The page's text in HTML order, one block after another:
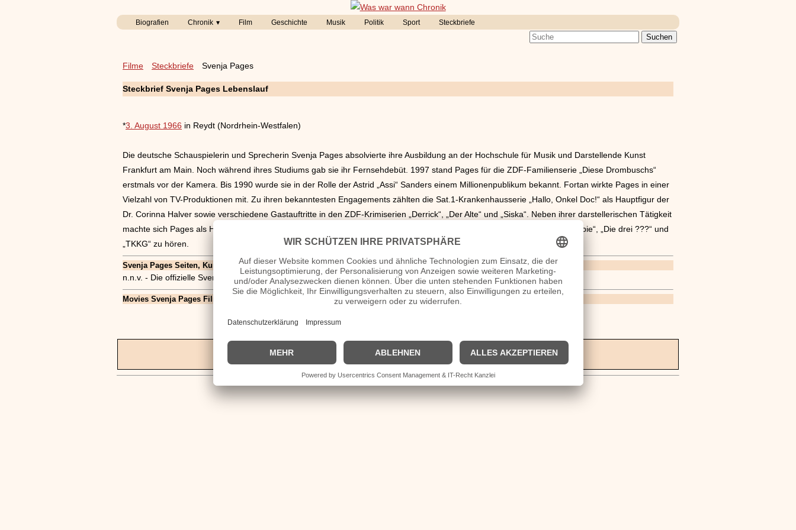
Biografien Chronik Film Geschichte Musik Politik Sport Steckbriefe
Filme Steckbriefe Svenja Pages
Steckbrief Svenja Pages Lebenslauf
*3. August 1966 in Reydt (Nordrhein-Westfalen)
Die deutsche Schauspielerin und Sprecherin Svenja Pages absolvierte ihre Ausbildung an der Hochschule für Musik und Darstellende Kunst
Frankfurt am Main. Noch während ihres Studiums gab sie ihr Fernsehdebüt. 1997 stand Pages für die ZDF-Familienserie „Diese Drombuschs“
erstmals vor der Kamera. Bis 1990 wurde sie in der Rolle der Astrid „Assi“ Sanders einem Millionenpublikum bekannt. Fortan wirkte Pages in einer
Vielzahl von TV-Produktionen mit. Zu ihren bekanntesten Engagements zählten die Sat.1-Krankenhausserie „Hallo, Onkel Doc!“ als Hauptfigur der
Dr. Corinna Halver sowie verschiedene Gastauftritte in den ZDF-Krimiserien „Derrick“, „Der Alte“ und „Siska“. Neben ihrer darstellerischen Tätigkeit
machte sich Pages als Hörbuch- und Synchronsprecherin einen Namen. Sie war unter anderem in den Hörspielserien „Barbie“, „Die drei ???“ und
„TKKG“ zu hören.
Svenja Pages Seiten, Kurzbio, Familie, verheiratet, Herkunft etc.
n.n.v. - Die offizielle Svenja Pages Homepage / Facebook / X / Instagram Seite
Movies Svenja Pages Filme
| © 2013–2023 was-war-wann.de. Alle Rechte vorbehalten. |
|
| Kurzbio | Vita | Herkunft |